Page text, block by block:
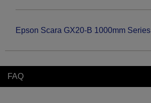
Epson Scara GX20-B 1000mm Series
FAQ